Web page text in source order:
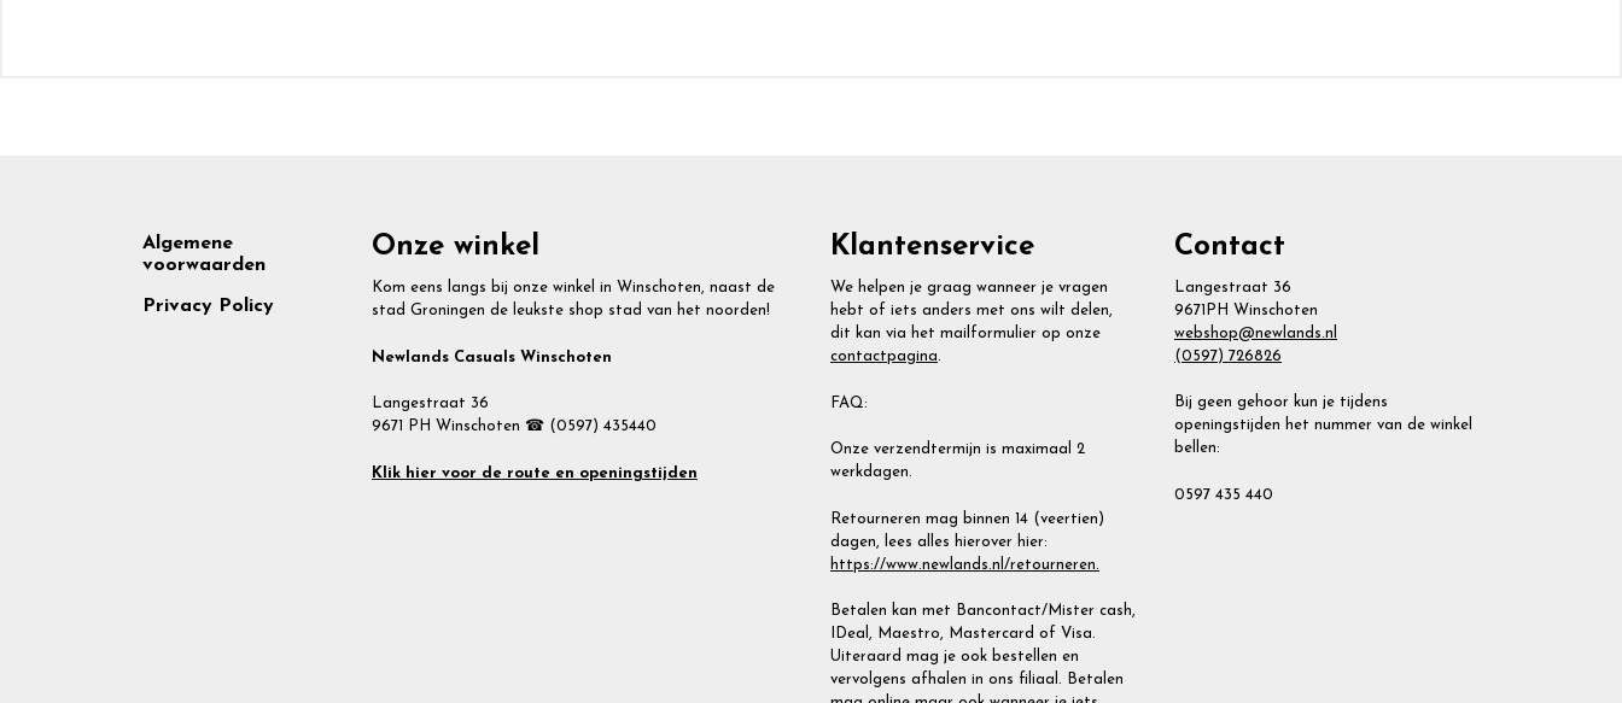
Footer
Algemene
voorwaarden
Privacy Policy
Onze winkel
Kom eens langs bij onze winkel in Winschoten, naast de
stad Groningen de leukste shop stad van het noorden!
Newlands Casuals Winschoten
Langestraat 36
9671 PH Winschoten ☎ (0597) 435440
Klik hier voor de route en openingstijden
Klantenservice
We helpen je graag wanneer je vragen
hebt of iets anders met ons wilt delen,
dit kan via het mailformulier op onze
contactpagina.
FAQ:
Onze verzendtermijn is maximaal 2
werkdagen.
Retourneren mag binnen 14 (veertien)
dagen, lees alles hierover hier:
https://www.newlands.nl/retourneren.
Betalen kan met Bancontact/Mister cash,
IDeal, Maestro, Mastercard of Visa.
Uiteraard mag je ook bestellen en
vervolgens afhalen in ons filiaal. Betalen
Contact
Langestraat 36
9671PH Winschoten
webshop@newlands.nl
(0597) 726826
Bij geen gehoor kun je tijdens
openingstijden het nummer van de winkel
bellen:
0597 435 440